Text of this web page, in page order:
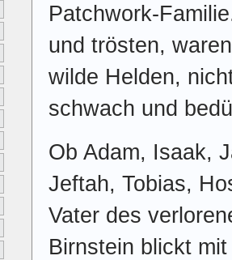
Patchwork-
und trösten,
wilde Helden,
schwach und
Ob Adam, Isaak,
Jeftah, Tobias,
Vater des
Birnstein blickt